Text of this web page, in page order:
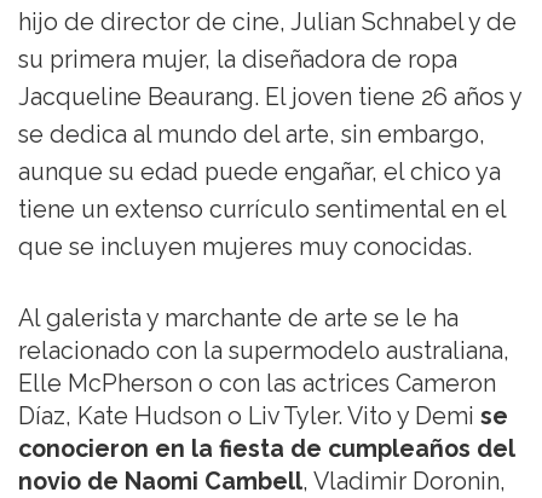
hijo de director de cine, Julian Schnabel y de
su primera mujer, la diseñadora de ropa
Jacqueline Beaurang. El joven tiene 26 años y
se dedica al mundo del arte, sin embargo,
aunque su edad puede engañar, el chico ya
tiene un extenso currículo sentimental en el
que se incluyen mujeres muy conocidas.
Al galerista y marchante de arte se le ha
relacionado con la supermodelo australiana,
Elle McPherson o con las actrices Cameron
Díaz, Kate Hudson o Liv Tyler. Vito y Demi se
conocieron en la fiesta de cumpleaños del
novio de Naomi Cambell, Vladimir Doronin,